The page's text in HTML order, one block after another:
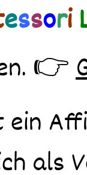
essori
👉
als